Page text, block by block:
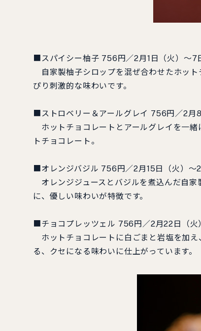
■スパイシー柚子 756円／2月1日（火）～7
自家製柚子シロップを混ぜ合わせたホッ
ぴり刺激的な味わいです。
■ストロベリー＆アールグレイ 756円／2月
ホットチョコレートとアールグレイを一
トチョコレート。
■オレンジバジル 756円／2月15日（火）～
オレンジジュースとバジルを煮込んだ自
に、優しい味わいが特徴です。
■チョコプレッツェル 756円／2月22日（火
ホットチョコレートに白ごまと岩塩を加え
る、クセになる味わいに仕上がっています。